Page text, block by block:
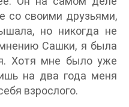
со своими друзьями,
но никогда не
Сашки, я была
Хотя мне было уже
на два года меня
взрослого.